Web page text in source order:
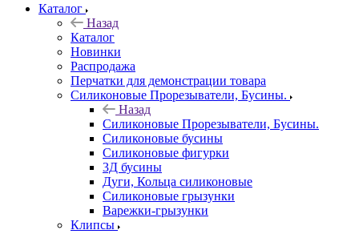
Каталог
Назад
Каталог
Новинки
Распродажа
Перчатки для демонстрации товара
Силиконовые Прорезыватели, Бусины.
Назад
Силиконовые Прорезыватели, Бусины.
Силиконовые бусины
Силиконовые фигурки
3Д бусины
Дуги, Кольца силиконовые
Силиконовые грызунки
Варежки-грызунки
Клипсы